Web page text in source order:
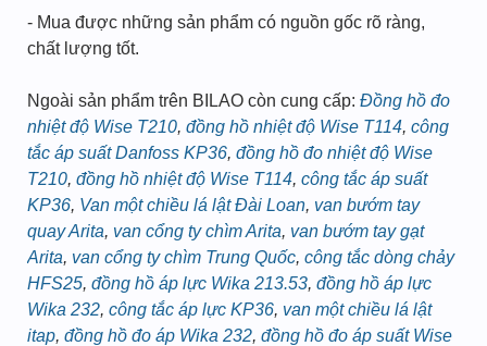
- Mua được những sản phẩm có nguồn gốc rõ ràng,
chất lượng tốt.
Ngoài sản phẩm trên BILAO còn cung cấp: Đồng hồ đo
nhiệt độ Wise T210, đồng hồ nhiệt độ Wise T114, công
tắc áp suất Danfoss KP36, đồng hồ đo nhiệt độ Wise
T210, đồng hồ nhiệt độ Wise T114, công tắc áp suất
KP36, Van một chiều lá lật Đài Loan, van bướm tay
quay Arita, van cổng ty chìm Arita, van bướm tay gạt
Arita, van cổng ty chìm Trung Quốc, công tắc dòng chảy
HFS25, đồng hồ áp lực Wika 213.53, đồng hồ áp lực
Wika 232, công tắc áp lực KP36, van một chiều lá lật
itap, đồng hồ đo áp Wika 232, đồng hồ đo áp suất Wise